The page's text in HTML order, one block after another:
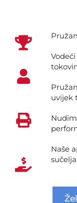
uvijek
Naše